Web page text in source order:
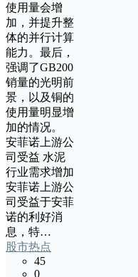
使用量会增
加，并提升整
体的并行计算
能力。最后，
强调了GB200
销量的光明前
景，以及铜的
使用量明显增
加的情况。
安菲诺上游公
司受益 水泥
行业需求增加
安菲诺上游公
司受益于安菲
诺的利好消
息，特…
股市热点
45
0